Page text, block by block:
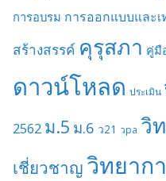
การอบรม การออกแบบและ
สร้างสรรค์ คุรุสภา คู่มื
ดาวน์โหลด ประเมิน
2562 ม.5 ม.6 ว21 วpa วิ
เชี่ยวชาญวิทยาก